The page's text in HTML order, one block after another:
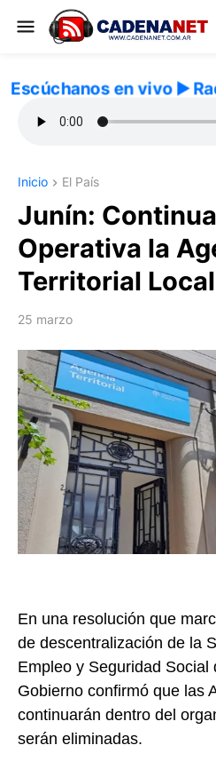
Escúchanos en vivo ▶️
Inicio El País
Junín:
Operativa la
Territorial Local
25 marzo
En una resolución que
de descentralización de la
Empleo y Seguridad Social
Gobierno confirmó que las
continuarán dentro del
serán eliminadas.